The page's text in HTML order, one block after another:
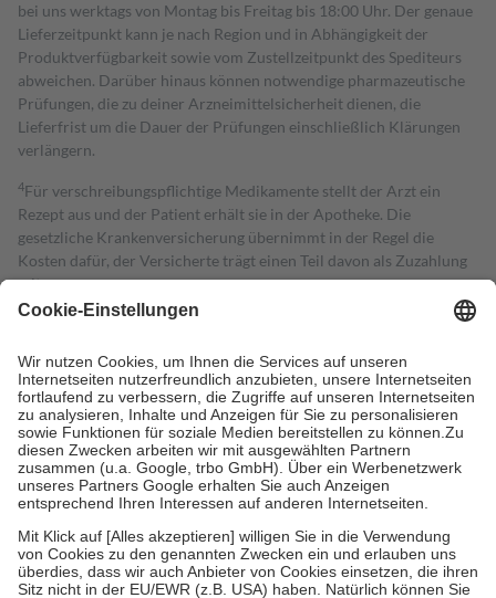
bei uns werktags von Montag bis Freitag bis 18:00 Uhr. Der genaue
Lieferzeitpunkt kann je nach Region und in Abhängigkeit der
Produktverfügbarkeit sowie vom Zustellzeitpunkt des Spediteurs
abweichen. Darüber hinaus können notwendige pharmazeutische
Prüfungen, die zu deiner Arzneimittelsicherheit dienen, die
Lieferfrist um die Dauer der Prüfungen einschließlich Klärungen
verlängern.
4Für verschreibungspflichtige Medikamente stellt der Arzt ein
Rezept aus und der Patient erhält sie in der Apotheke. Die
gesetzliche Krankenversicherung übernimmt in der Regel die
Kosten dafür, der Versicherte trägt einen Teil davon als Zuzahlung
mit.
Grundsätzlich leisten Mitglieder Zuzahlungen in Höhe von zehn
höchstens zehn Euro.
Es sind jedoch nie mehr als die tatsächlichen
Kosten der Leistung zu entrichten.
Diese Regeln gelten grundsätzlich auch für Online-Apotheken.
Bei Heilmitteln und häuslicher Krankenpflege beträgt die
Zuzahlung zehn Prozent der Kosten sowie zehn Euro je
Verordnung.
Um das Engagement der Versicherten für ihre eigene Gesundheit zu
stärken und die besondere Stellung der Familie zu unterstützen,
fallenkeine Zuzahlungenan bei:
• Kindern und Jugendlichen bis zum vollendeten 18. Lebensjahr
mit Ausnahme der Fahrkosten